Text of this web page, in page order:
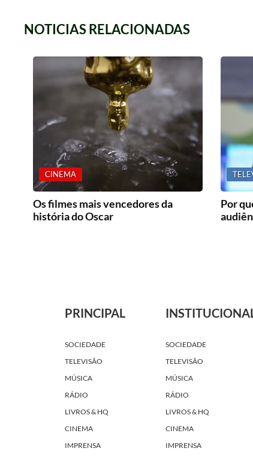
NOTICIAS RELACIONADAS
CINEMA
Os filmes mais vencedores da
história do Oscar
Por
PRINCIPAL
SOCIEDADE
TELEVISÃO
MÚSICA
RÁDIO
LIVROS & HQ
CINEMA
IMPRENSA
SOCIEDADE
TELEVISÃO
MÚSICA
RÁDIO
LIVROS & HQ
CINEMA
IMPRENSA